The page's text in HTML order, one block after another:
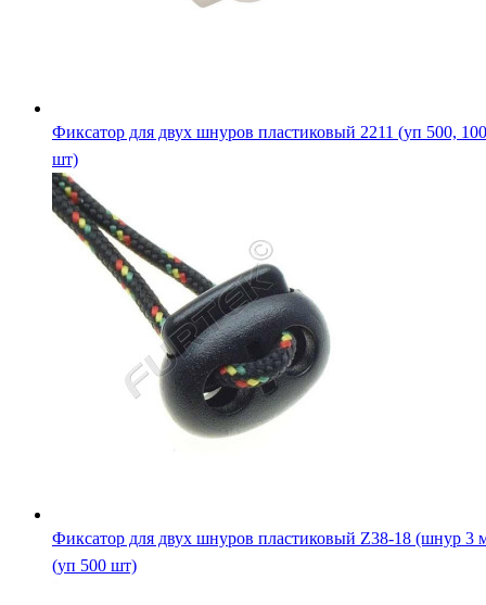
Фиксатор для двух шнуров пластиковый 2211 (уп 500,
шт)
Фиксатор для двух шнуров пластиковый Z38-18 (шнур 3
(уп 500 шт)